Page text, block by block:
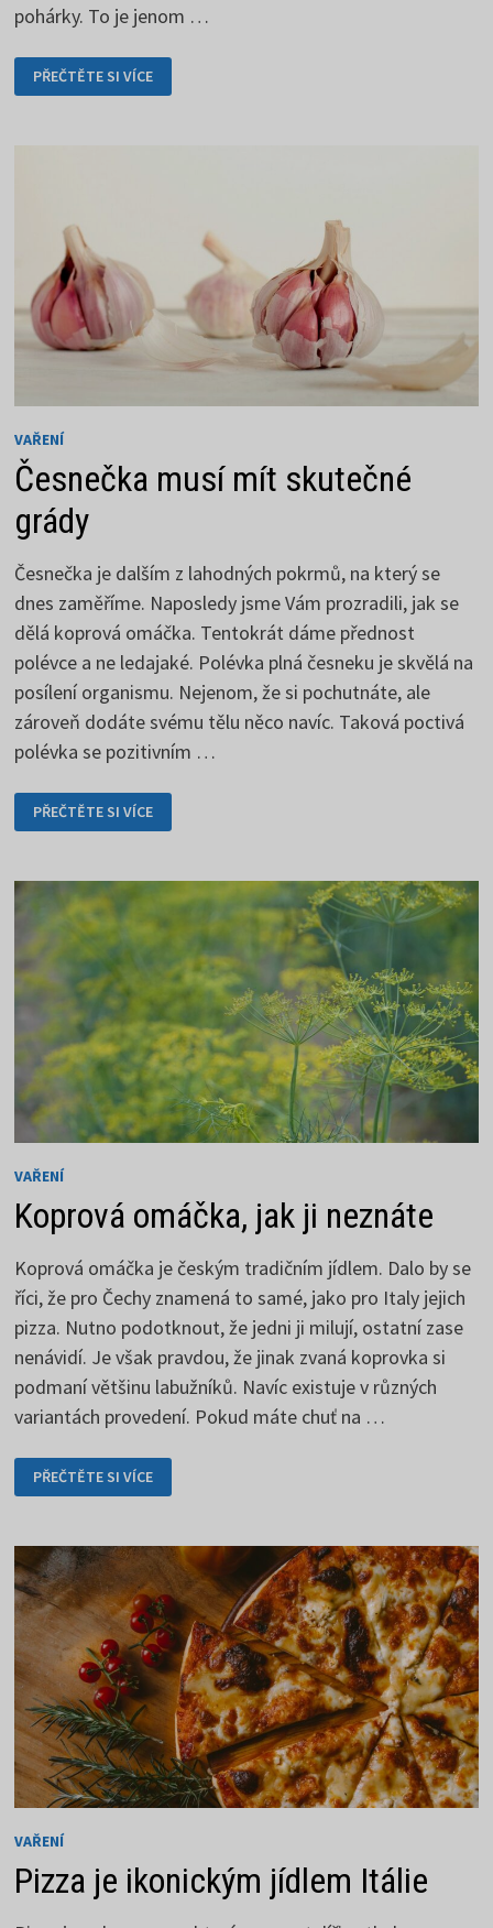
pohárky. To je jenom …
NEJOBLÍBENĚJŠÍ
DEZERTY
SVĚTA
PŘEČTĚTE SI VÍCE
VAŘENÍ
Česnečka musí mít skutečné
grády
Česnečka je dalším z lahodných pokrmů, na který se
dnes zaměříme. Naposledy jsme Vám prozradili, jak se
dělá koprová omáčka. Tentokrát dáme přednost
polévce a ne ledajaké. Polévka plná česneku je skvělá na
posílení organismu. Nejenom, že si pochutnáte, ale
zároveň dodáte svému tělu něco navíc. Taková poctivá
polévka se pozitivním …
ČESNEČKA
MUSÍ
MÍT
PŘEČTĚTE SI VÍCE
VAŘENÍ
Koprová omáčka, jak ji neznáte
Koprová omáčka je českým tradičním jídlem. Dalo by se
říci, že pro Čechy znamená to samé, jako pro Italy jejich
pizza. Nutno podotknout, že jedni ji milují, ostatní zase
nenávidí. Je však pravdou, že jinak zvaná koprovka si
podmaní většinu labužníků. Navíc existuje v různých
variantách provedení. Pokud máte chuť na …
KOPROVÁ
OMÁČKA,
JAK
PŘEČTĚTE SI VÍCE
VAŘENÍ
Pizza je ikonickým jídlem Itálie